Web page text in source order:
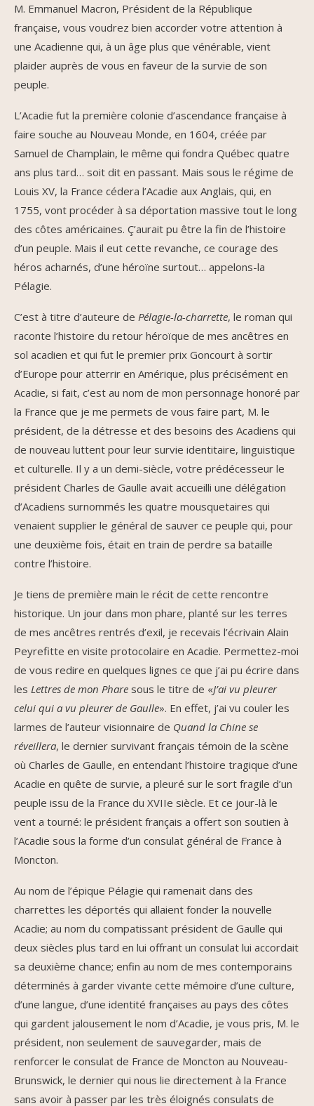
M. Emmanuel Macron, Président de la République
française, vous voudrez bien accorder votre attention à
une Acadienne qui, à un âge plus que vénérable, vient
plaider auprès de vous en faveur de la survie de son
peuple.
L’Acadie fut la première colonie d’ascendance française à
faire souche au Nouveau Monde, en 1604, créée par
Samuel de Champlain, le même qui fondra Québec quatre
ans plus tard… soit dit en passant. Mais sous le régime de
Louis XV, la France cédera l’Acadie aux Anglais, qui, en
1755, vont procéder à sa déportation massive tout le long
des côtes américaines. Ç’aurait pu être la fin de l’histoire
d’un peuple. Mais il eut cette revanche, ce courage des
héros acharnés, d’une héroïne surtout… appelons-la
Pélagie.
C’est à titre d’auteure de Pélagie-la-charrette, le roman qui
raconte l’histoire du retour héroïque de mes ancêtres en
sol acadien et qui fut le premier prix Goncourt à sortir
d’Europe pour atterrir en Amérique, plus précisément en
Acadie, si fait, c’est au nom de mon personnage honoré par
la France que je me permets de vous faire part, M. le
président, de la détresse et des besoins des Acadiens qui
de nouveau luttent pour leur survie identitaire, linguistique
et culturelle. Il y a un demi-siècle, votre prédécesseur le
président Charles de Gaulle avait accueilli une délégation
d’Acadiens surnommés les quatre mousquetaires qui
venaient supplier le général de sauver ce peuple qui, pour
une deuxième fois, était en train de perdre sa bataille
contre l’histoire.
Je tiens de première main le récit de cette rencontre
historique. Un jour dans mon phare, planté sur les terres
de mes ancêtres rentrés d’exil, je recevais l’écrivain Alain
Peyrefitte en visite protocolaire en Acadie. Permettez-moi
de vous redire en quelques lignes ce que j’ai pu écrire dans
les Lettres de mon Phare sous le titre de «J’ai vu pleurer
celui qui a vu pleurer de Gaulle». En effet, j’ai vu couler les
larmes de l’auteur visionnaire de Quand la Chine se
réveillera, le dernier survivant français témoin de la scène
où Charles de Gaulle, en entendant l’histoire tragique d’une
Acadie en quête de survie, a pleuré sur le sort fragile d’un
peuple issu de la France du XVIIe siècle. Et ce jour-là le
vent a tourné: le président français a offert son soutien à
l’Acadie sous la forme d’un consulat général de France à
Moncton.
Au nom de l’épique Pélagie qui ramenait dans des
charrettes les déportés qui allaient fonder la nouvelle
Acadie; au nom du compatissant président de Gaulle qui
deux siècles plus tard en lui offrant un consulat lui accordait
sa deuxième chance; enfin au nom de mes contemporains
déterminés à garder vivante cette mémoire d’une culture,
d’une langue, d’une identité françaises au pays des côtes
qui gardent jalousement le nom d’Acadie, je vous pris, M. le
président, non seulement de sauvegarder, mais de
renforcer le consulat de France de Moncton au Nouveau-
Brunswick, le dernier qui nous lie directement à la France
sans avoir à passer par les très éloignés consulats de